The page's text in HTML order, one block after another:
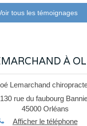
tous les témoignages
À
Lemarchand
130 rue du faubourg
45000 Orléans
Afficher le téléphone